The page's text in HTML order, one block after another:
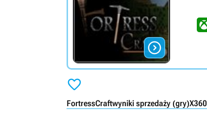


FortressCraftwyniki sprzedaży (gry)X360